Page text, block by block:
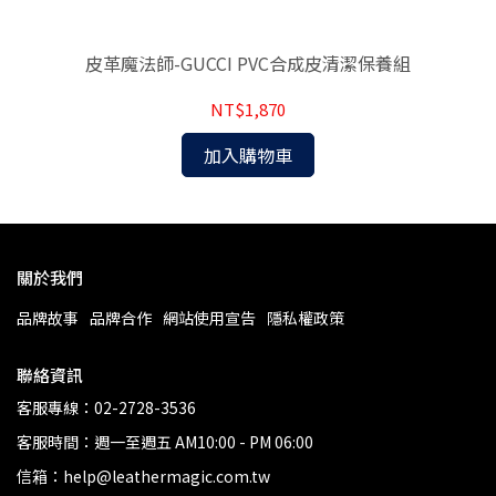
皮革魔法師-GUCCI PVC合成皮清潔保養組
NT$1,870
加入購物車
關於我們
品牌故事 品牌合作 網站使用宣告 隱私權政策
聯絡資訊
客服專線：02-2728-3536
客服時間：週一至週五 AM10:00 - PM 06:00
信箱：help@leathermagic.com.tw